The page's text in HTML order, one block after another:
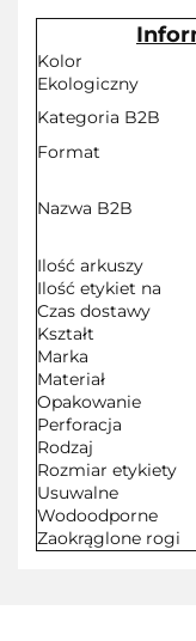
Kolor
Ekologiczny
Kategoria B2B
Format
Nazwa B2B
Ilość arkuszy
Ilość etykiet na
Czas dostawy
Kształt
Marka
Materiał
Opakowanie
Perforacja
Rodzaj
Rozmiar etykiety
Usuwalne
Wodoodporne
Zaokrąglone rogi